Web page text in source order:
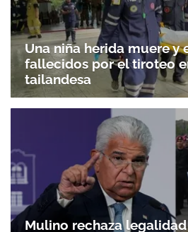
Una niña herida muere y
fallecidos por el tiroteo
tailandesa
Mulino rechaza